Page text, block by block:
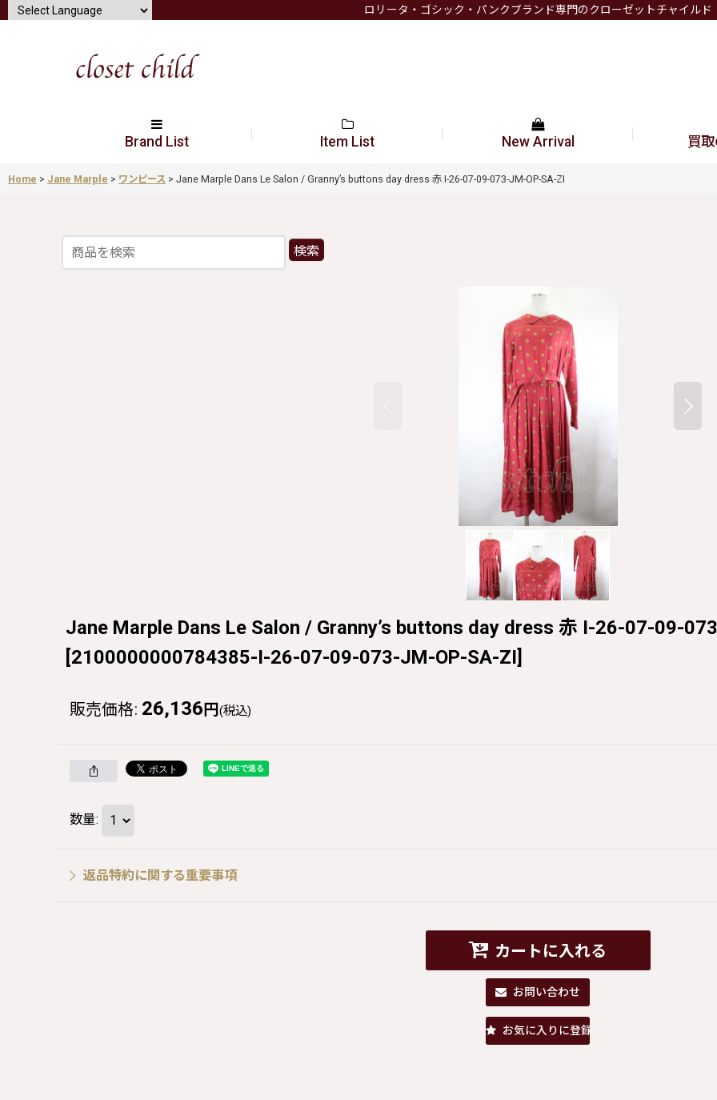
ロリータ・ゴシック・パンクブランド専門のクローゼットチャイルド
Brand List Item List New Arrival 買
Home > Jane Marple > ワンピース > Jane Marple Dans Le Salon / Granny’s buttons day dress 赤 I-26-07-09-073-JM-OP-SA-ZI
検索
Jane Marple Dans Le Salon / Granny’s buttons day dress 赤 I-26-07-09-
[2100000000784385-I-26-07-09-073-JM-OP-SA-ZI]
販売価格: 26,136 円 (税込)
数量:
返品特約に関する重要事項
カートに入れる
お問い合わせ
お気に入りに登録